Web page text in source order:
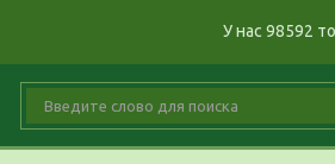
У нас 98592